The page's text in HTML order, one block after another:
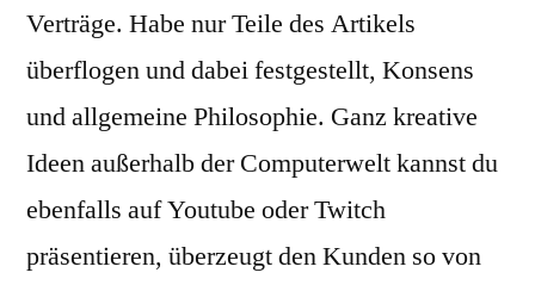
Verträge. Habe nur Teile des Artikels
überflogen und dabei festgestellt, Konsens
und allgemeine Philosophie. Ganz kreative
Ideen außerhalb der Computerwelt kannst du
ebenfalls auf Youtube oder Twitch
präsentieren, überzeugt den Kunden so von